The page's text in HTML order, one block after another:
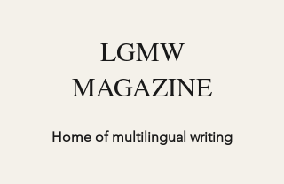
LGMW
MAGAZINE
Home of multilingual writing